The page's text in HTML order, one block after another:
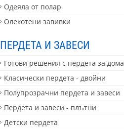
Одеяла от полар
Олекотени завивки
ПЕРДЕТА И ЗАВЕСИ
Готови решения с пердета за дома
Класически пердета - двойни
Полупрозрачни пердета и завеси
Пердета и завеси - плътни
Детски пердета